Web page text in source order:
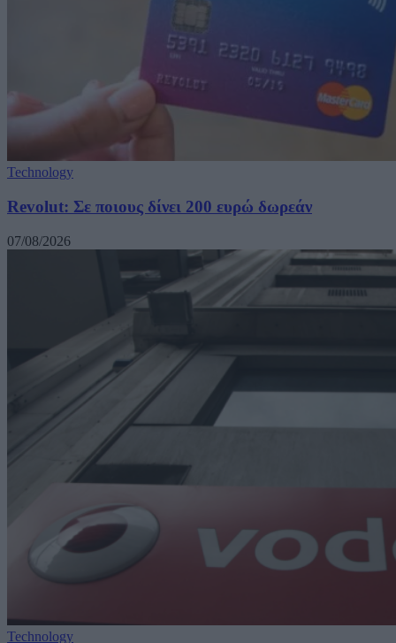
Technology
Revolut: Σε ποιους δίνει 200 ευρώ δωρεάν
07/08/2026
Technology